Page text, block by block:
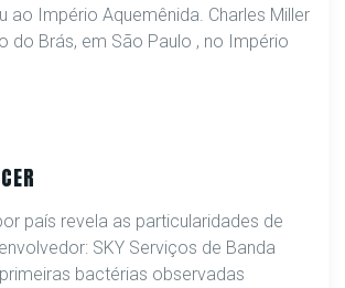
ao Império Aquemênida. Charles Miller
do Brás, em São Paulo , no Império
país revela as particularidades de
SKY Serviços de Banda
bactérias observadas